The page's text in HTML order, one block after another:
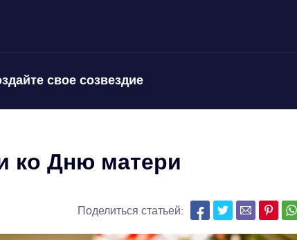
свое созвездие
ко Дню матери
Поделиться статьей: